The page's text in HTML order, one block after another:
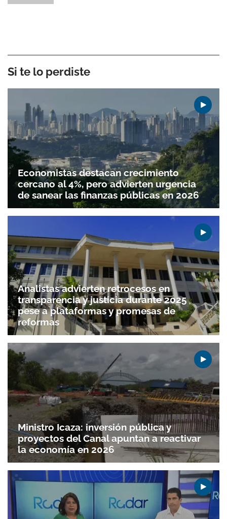
Si te lo perdiste
Economistas destacan crecimiento
cercano al 4%, pero advierten urgencia
de sanear las finanzas públicas en 2026
Analistas advierten retrocesos en
transparencia y justicia durante 2025
pese a plataformas y promesas de
reformas
Ministro Icaza: inversión pública y
proyectos del Canal apuntan a reactivar
la economía en 2026